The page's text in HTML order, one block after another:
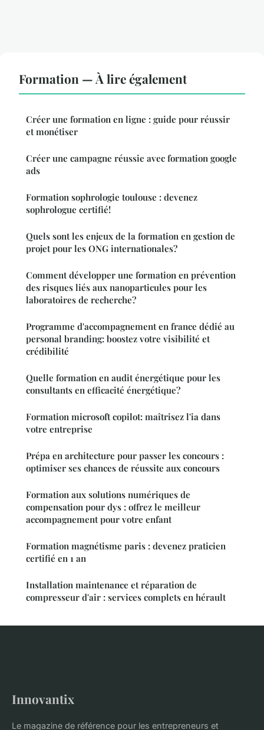
Formation — À lire également
Créer une formation en ligne : guide pour réussir
et monétiser
Créer une campagne réussie avec formation google
ads
Formation sophrologie toulouse : devenez
sophrologue certifié!
Quels sont les enjeux de la formation en gestion de
projet pour les ONG internationales?
Comment développer une formation en prévention
des risques liés aux nanoparticules pour les
laboratoires de recherche?
Programme d'accompagnement en france dédié au
personal branding: boostez votre visibilité et
crédibilité
Quelle formation en audit énergétique pour les
consultants en efficacité énergétique?
Formation microsoft copilot: maîtrisez l'ia dans
votre entreprise
Prépa en architecture pour passer les concours :
optimiser ses chances de réussite aux concours
Formation aux solutions numériques de
compensation pour dys : offrez le meilleur
accompagnement pour votre enfant
Formation magnétisme paris : devenez praticien
certifié en 1 an
Installation maintenance et réparation de
compresseur d'air : services complets en hérault
Innovantix
Le magazine de référence pour les entrepreneurs et